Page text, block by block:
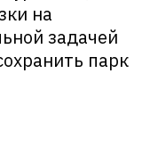
на
задачей
парк